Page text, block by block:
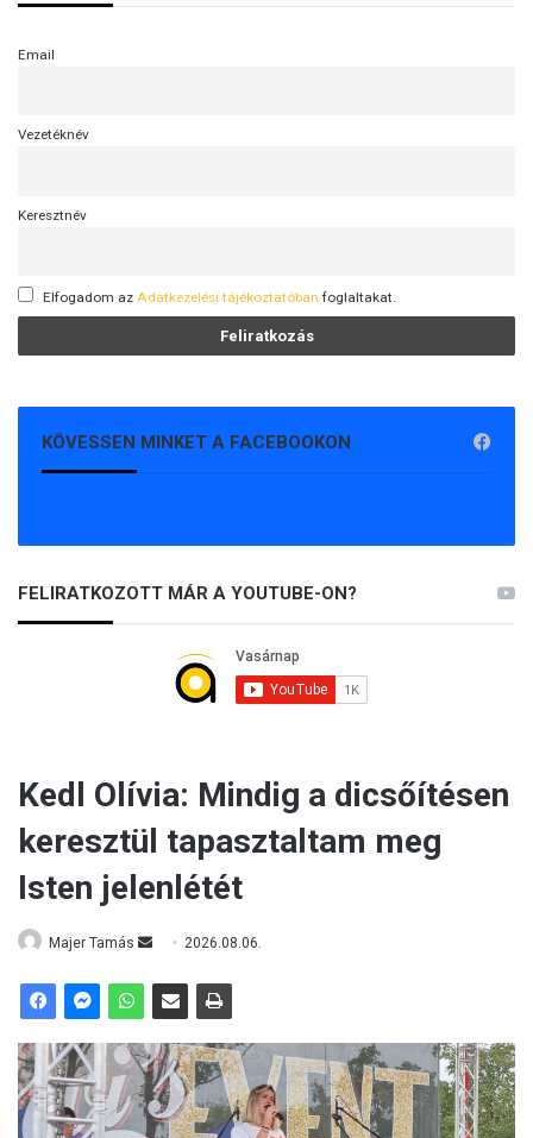
Email
Vezetéknév
Keresztnév
Elfogadom az Adatkezelési tájékoztatóban foglaltakat.
KÖVESSEN MINKET A FACEBOOKON
FELIRATKOZOTT MÁR A YOUTUBE-ON?